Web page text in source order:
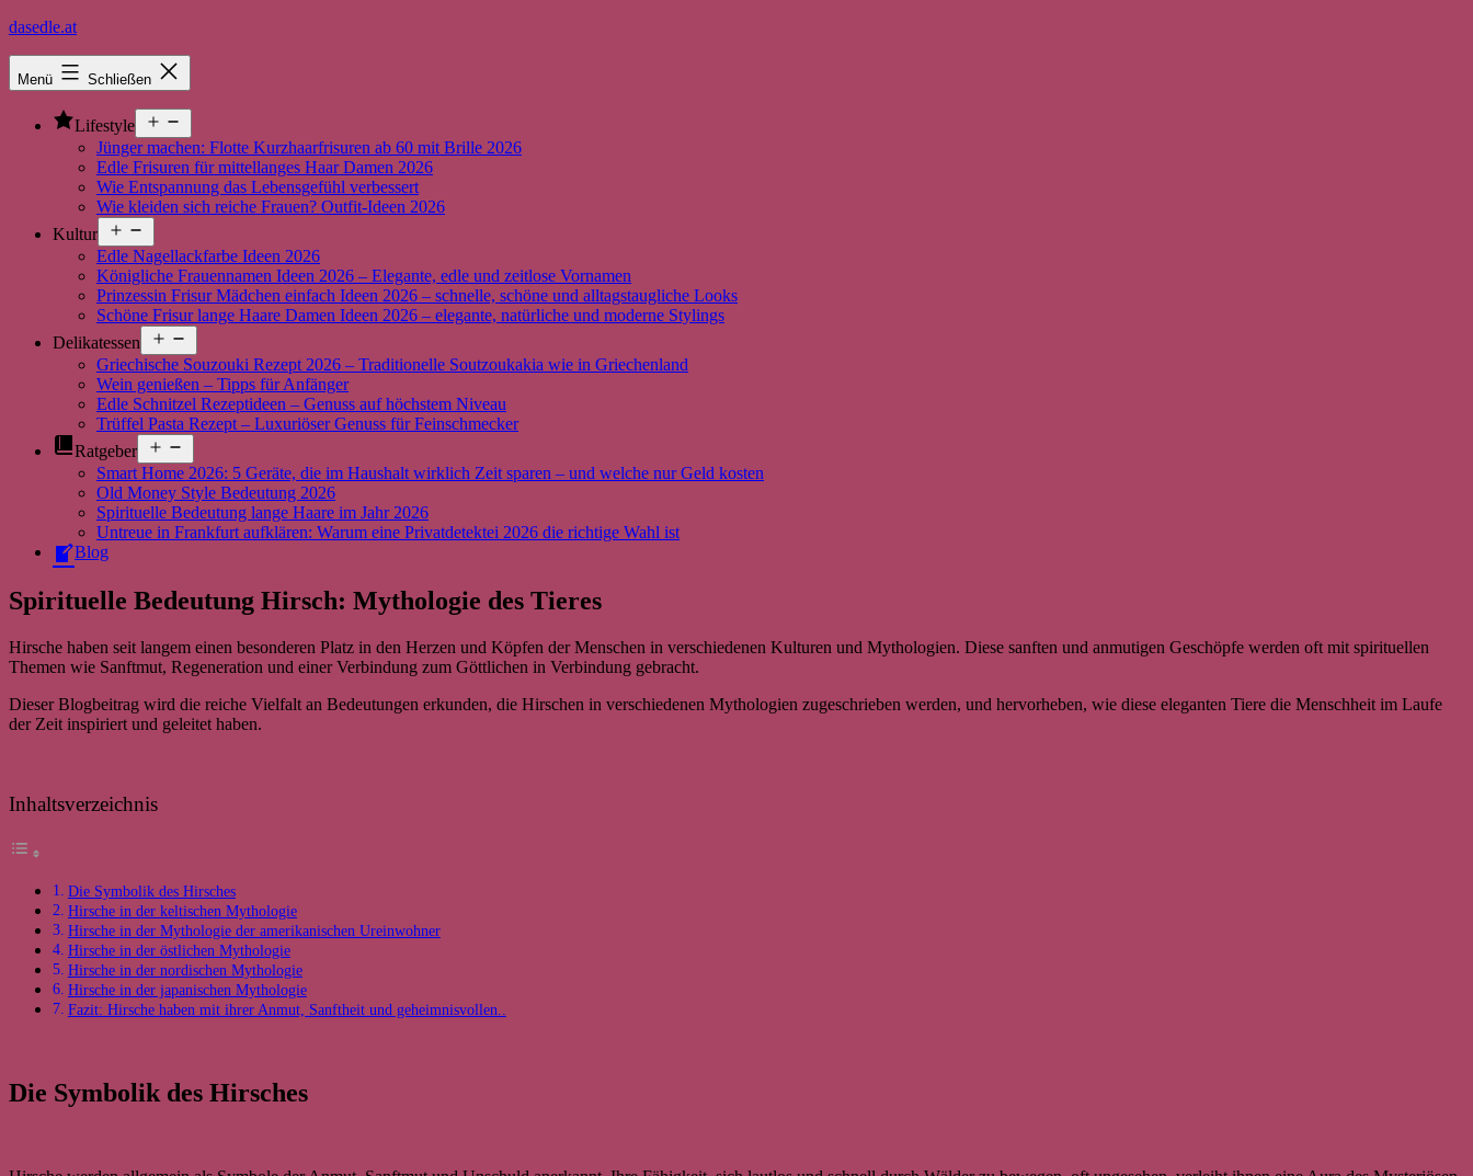
Zum
springen
dasedle.at
Menü Schließen
Lifestyle
öffnen
Jünger machen: Flotte Kurzhaarfrisuren ab 60 mit Brille 2026
Edle Frisuren für mittellanges Haar Damen 2026
Wie Entspannung das Lebensgefühl verbessert
Wie kleiden sich reiche Frauen? Outfit-Ideen 2026
Kultur
öffnen
Edle Nagellackfarbe Ideen 2026
Königliche Frauennamen Ideen 2026 – Elegante, edle und zeitlose Vornamen
Prinzessin Frisur Mädchen einfach Ideen 2026 – schnelle, schöne und alltagstaugliche Looks
Schöne Frisur lange Haare Damen Ideen 2026 – elegante, natürliche und moderne Stylings
Delikatessen
öffnen
Griechische Souzouki Rezept 2026 – Traditionelle Soutzoukakia wie in Griechenland
Wein genießen – Tipps für Anfänger
Edle Schnitzel Rezeptideen – Genuss auf höchstem Niveau
Trüffel Pasta Rezept – Luxuriöser Genuss für Feinschmecker
Ratgeber
öffnen
Smart Home 2026: 5 Geräte, die im Haushalt wirklich Zeit sparen – und welche nur Geld kosten
Old Money Style Bedeutung 2026
Spirituelle Bedeutung lange Haare im Jahr 2026
Untreue in Frankfurt aufklären: Warum eine Privatdetektei 2026 die richtige Wahl ist
Blog
Spirituelle Bedeutung Hirsch: Mythologie des Tieres
Hirsche haben seit langem einen besonderen Platz in den Herzen und Köpfen der Menschen in verschiedenen Kulturen und Mythologien. Diese sanften und anmutigen Geschöpfe werden oft mit spirituellen
Themen wie Sanftmut, Regeneration und einer Verbindung zum Göttlichen in Verbindung gebracht.
Dieser Blogbeitrag wird die reiche Vielfalt an Bedeutungen erkunden, die Hirschen in verschiedenen Mythologien zugeschrieben werden, und hervorheben, wie diese eleganten Tiere die Menschheit im Laufe
der Zeit inspiriert und geleitet haben.
Inhaltsverzeichnis
Die Symbolik des Hirsches
Hirsche in der keltischen Mythologie
Hirsche in der Mythologie der amerikanischen Ureinwohner
Hirsche in der östlichen Mythologie
Hirsche in der nordischen Mythologie
Hirsche in der japanischen Mythologie
Fazit: Hirsche haben mit ihrer Anmut, Sanftheit und geheimnisvollen..
Die Symbolik des Hirsches